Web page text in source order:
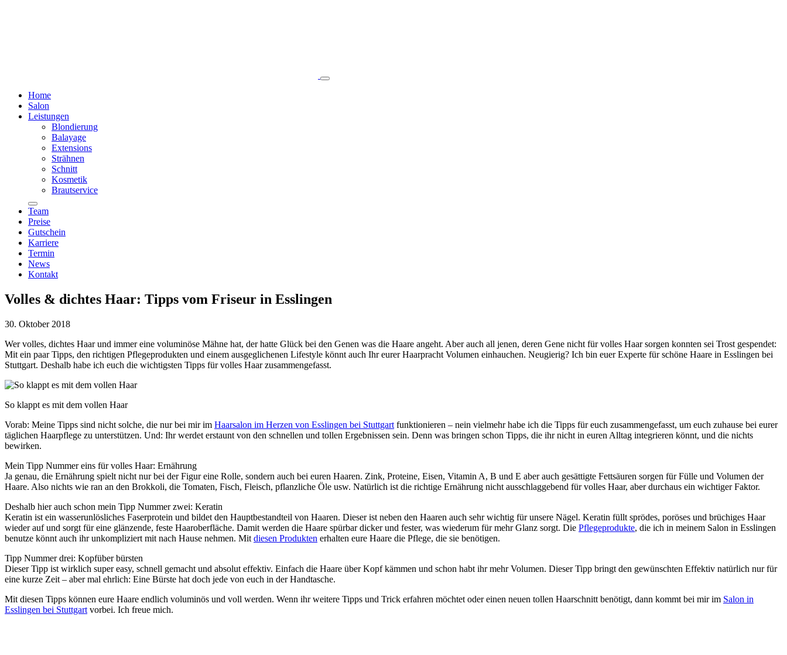
Home
Salon
Leistungen
Blondierung
Balayage
Extensions
Strähnen
Schnitt
Kosmetik
Brautservice
Team
Preise
Gutschein
Karriere
Termin
News
Kontakt
Volles & dichtes Haar: Tipps vom Friseur in Esslingen
30. Oktober 2018
Wer volles, dichtes Haar und immer eine voluminöse Mähne hat, der hatte Glück bei den Genen was die Haare angeht. Aber auch all jenen, deren Gene nicht für volles Haar sorgen konnten sei Trost gespendet:
Mit ein paar Tipps, den richtigen Pflegeprodukten und einem ausgeglichenen Lifestyle könnt auch Ihr eurer Haarpracht Volumen einhauchen. Neugierig? Ich bin euer Experte für schöne Haare in Esslingen bei
Stuttgart. Deshalb habe ich euch die wichtigsten Tipps für volles Haar zusammengefasst.
So klappt es mit dem vollen Haar
Vorab: Meine Tipps sind nicht solche, die nur bei mir im Haarsalon im Herzen von Esslingen bei Stuttgart funktionieren – nein vielmehr habe ich die Tipps für euch zusammengefasst, um euch zuhause bei eurer
täglichen Haarpflege zu unterstützen. Und: Ihr werdet erstaunt von den schnellen und tollen Ergebnissen sein. Denn was bringen schon Tipps, die ihr nicht in euren Alltag integrieren könnt, und die nichts
bewirken.
Mein Tipp Nummer eins für volles Haar: Ernährung
Ja genau, die Ernährung spielt nicht nur bei der Figur eine Rolle, sondern auch bei euren Haaren. Zink, Proteine, Eisen, Vitamin A, B und E aber auch gesättigte Fettsäuren sorgen für Fülle und Volumen der
Haare. Also nichts wie ran an den Brokkoli, die Tomaten, Fisch, Fleisch, pflanzliche Öle usw. Natürlich ist die richtige Ernährung nicht ausschlaggebend für volles Haar, aber durchaus ein wichtiger Faktor.
Deshalb hier auch schon mein Tipp Nummer zwei: Keratin
Keratin ist ein wasserunlösliches Faserprotein und bildet den Hauptbestandteil von Haaren. Dieser ist neben den Haaren auch sehr wichtig für unsere Nägel. Keratin füllt sprödes, poröses und brüchiges Haar
wieder auf und sorgt für eine glänzende, feste Haaroberfläche. Damit werden die Haare spürbar dicker und fester, was wiederum für mehr Glanz sorgt. Die Pflegeprodukte, die ich in meinem Salon in Esslingen
benutze könnt auch ihr unkompliziert mit nach Hause nehmen. Mit diesen Produkten erhalten eure Haare die Pflege, die sie benötigen.
Tipp Nummer drei: Kopfüber bürsten
Dieser Tipp ist wirklich super easy, schnell gemacht und absolut effektiv. Einfach die Haare über Kopf kämmen und schon habt ihr mehr Volumen. Dieser Tipp bringt den gewünschten Effektiv natürlich nur für
eine kurze Zeit – aber mal ehrlich: Eine Bürste hat doch jede von euch in der Handtasche.
Mit diesen Tipps können eure Haare endlich voluminös und voll werden. Wenn ihr weitere Tipps und Trick erfahren möchtet oder einen neuen tollen Haarschnitt benötigt, dann kommt bei mir im Salon in
Esslingen bei Stuttgart vorbei. Ich freue mich.